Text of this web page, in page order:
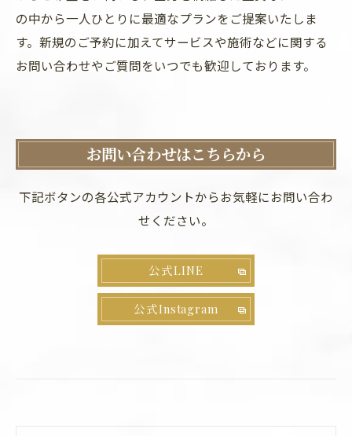
の中から一人ひとりに最適なプランをご提案いたしま
す。新規のご予約に加えてサービスや施術などに関する
お問い合わせやご質問をいつでも歓迎しております。
お問い合わせはこちらから
下記ボタンの各公式アカウントからお気軽にお問い合わ
せください。
公式LINE
公式Instagram